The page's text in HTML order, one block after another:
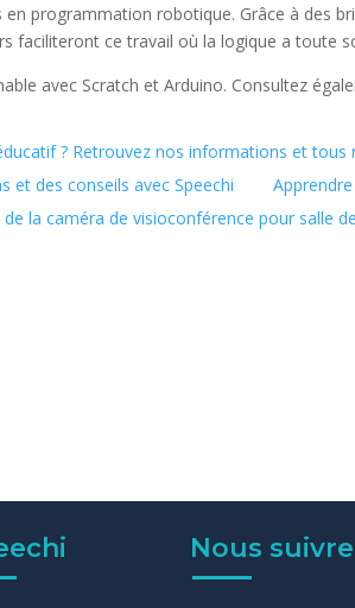
programmation robotique. Grâce à des
faciliteront ce travail où la logique a toute
avec Scratch et Arduino. Consultez
? Retrouvez nos informations et tous
et des conseils avec Speechi
la caméra de visioconférence pour salle
Nous suivre